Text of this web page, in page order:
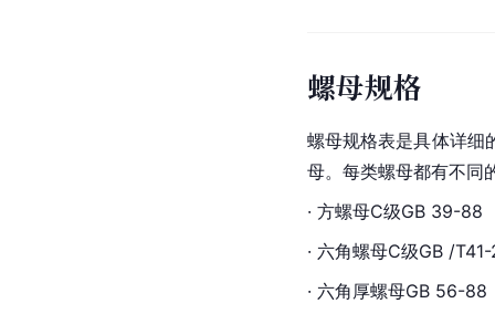
螺母规格
螺母规格表是具体详细
母。每类螺母都有不同
· 方螺母C级GB 39-88
· 六角螺母C级GB /
· 六角厚螺母GB 56-88